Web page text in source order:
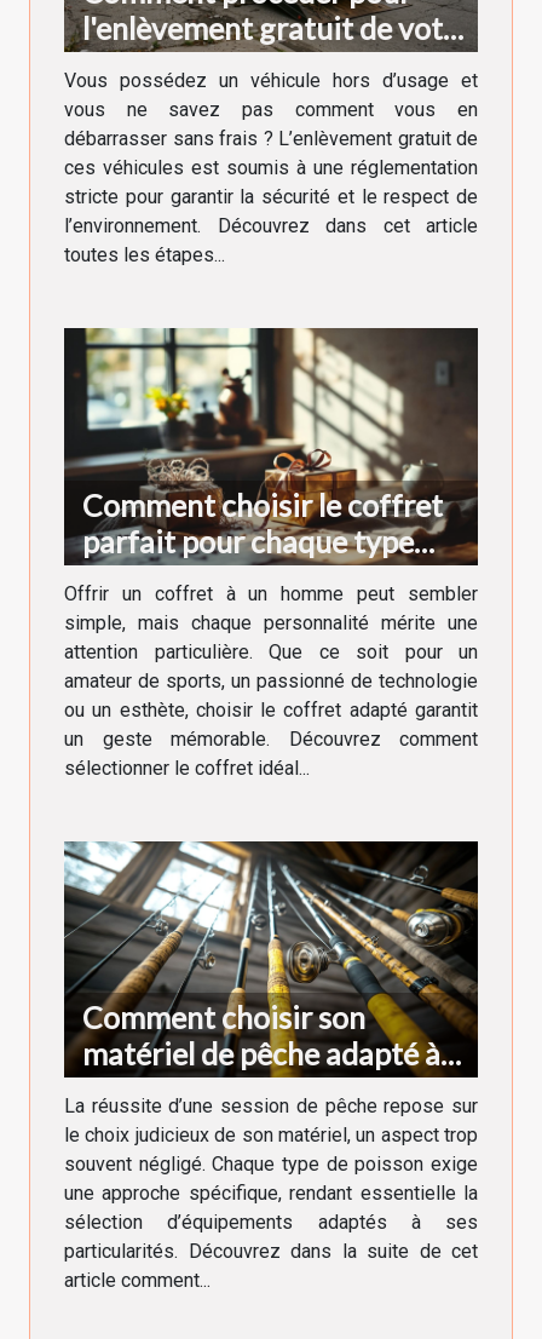
l'enlèvement gratuit de votre
véhicule hors d'usage ?
Vous possédez un véhicule hors d’usage et
vous ne savez pas comment vous en
débarrasser sans frais ? L’enlèvement gratuit de
ces véhicules est soumis à une réglementation
stricte pour garantir la sécurité et le respect de
l’environnement. Découvrez dans cet article
toutes les étapes...
Comment choisir le coffret
parfait pour chaque type
d'homme ?
Offrir un coffret à un homme peut sembler
simple, mais chaque personnalité mérite une
attention particulière. Que ce soit pour un
amateur de sports, un passionné de technologie
ou un esthète, choisir le coffret adapté garantit
un geste mémorable. Découvrez comment
sélectionner le coffret idéal...
Comment choisir son
matériel de pêche adapté à
chaque type de poisson
La réussite d’une session de pêche repose sur
le choix judicieux de son matériel, un aspect trop
souvent négligé. Chaque type de poisson exige
une approche spécifique, rendant essentielle la
sélection d’équipements adaptés à ses
particularités. Découvrez dans la suite de cet
article comment...